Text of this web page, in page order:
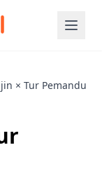
× Tur Pemandu